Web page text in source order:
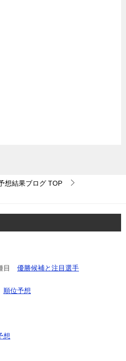
想結果ブログ TOP
目 優勝候補と注目選手
順位予想
想